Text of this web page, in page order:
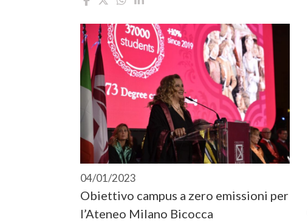
04/01/2023
Obiettivo campus a zero emissioni per
l’Ateneo Milano Bicocca